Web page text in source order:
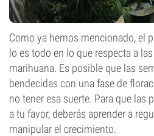
Como ya hemos mencionado, el
lo es todo en lo que respecta a
marihuana. Es posible que las
bendecidas con una fase de
no tener esa suerte. Para que las
a tu favor, deberás aprender a
manipular el crecimiento.